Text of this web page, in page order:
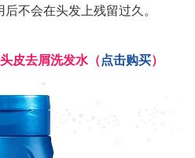
不会在头发上残留过久。
皮去屑洗发水（点击购买）